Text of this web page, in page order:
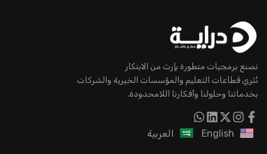
نصنع برمجيات متطورة بإرث من الابتكار
نُثري قطاعات التعليم والمؤسسات الخيرية والشركات
بخدماتنا وحلولنا وأفكارنا اللامحدودة.
English العربية